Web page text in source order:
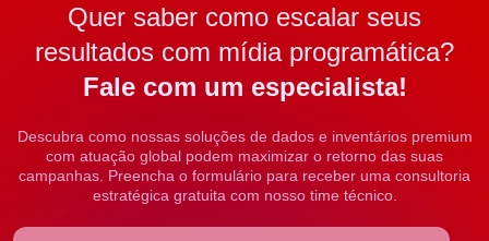
Quer saber como escalar seus
resultados com mídia programática?
Fale com um especialista!
Descubra como nossas soluções de dados e inventários premium
com atuação global podem maximizar o retorno das suas
campanhas. Preencha o formulário para receber uma consultoria
estratégica gratuita com nosso time técnico.